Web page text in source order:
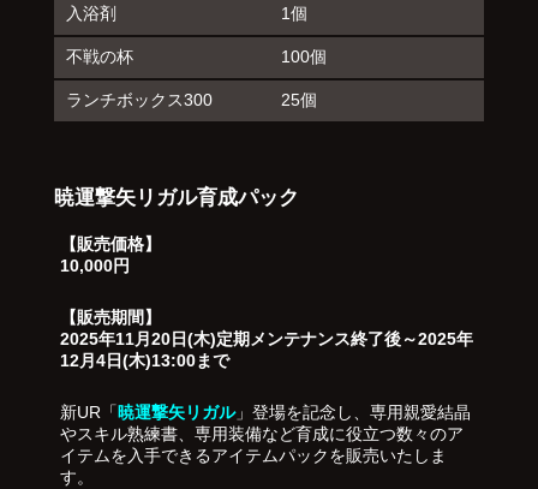
入浴剤 1個
不戦の杯 100個
ランチボックス300 25個
暁運撃矢リガル育成パック
【販売価格】
10,000円
【販売期間】
2025年11月20日(木)定期メンテナンス終了後～2025年
12月4日(木)13:00まで
新UR「暁運撃矢リガル」登場を記念し、専用親愛結晶
やスキル熟練書、専用装備など育成に役立つ数々のア
イテムを入手できるアイテムパックを販売いたしま
す。